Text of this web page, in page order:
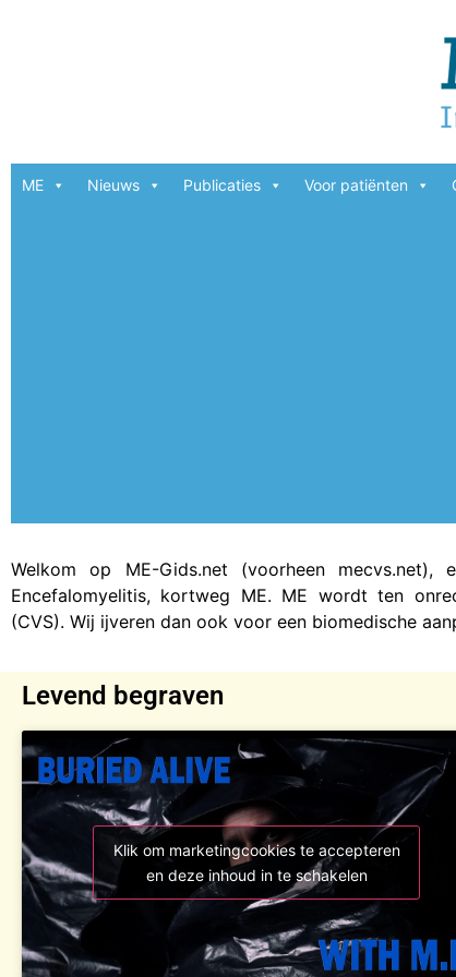
ME Nieuws Publicaties Voor patiënten
Welkom op ME-Gids.net (voorheen
Encefalomyelitis, kortweg ME. ME wordt ten
(CVS). Wij ijveren dan ook voor een biomedische
Levend begraven
Klik om marketingcookies te accepteren
en deze inhoud in te schakelen